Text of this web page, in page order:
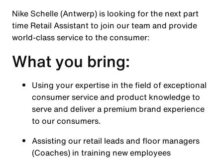
Nike Schelle (Antwerp) is looking for the next part
time Retail Assistant to join our team and provide
world-class service to the consumer:
What you bring:
Using your expertise in the field of exceptional
consumer service and product knowledge to
serve and deliver a premium brand experience
to our consumers.
Assisting our retail leads and floor managers
(Coaches) in training new employees